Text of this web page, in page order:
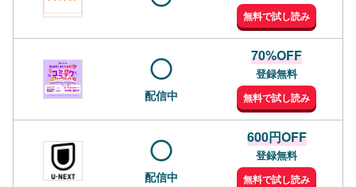
無料で試し読み
配信中
70%OFF
登録無料
無料で試し読み
配信中
600円OFF
登録無料
無料で試し読み